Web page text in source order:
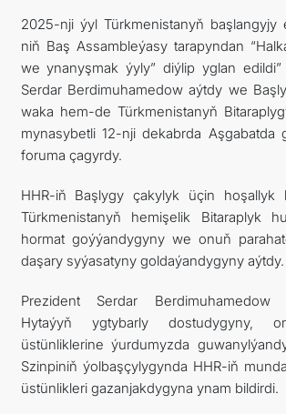
2025-nji ýyl Türkmenistanyň başlangyjy
niň Baş Assambleýasy tarapyndan
we ynanyşmak ýyly” diýlip yglan
Serdar Berdimuhamedow aýtdy we
waka hem-de Türkmenistanyň
mynasybetli 12-nji dekabrda Aşgabatda
foruma çagyrdy.
HHR-iň Başlygy çakylyk üçin hoşallyk
Türkmenistanyň hemişelik Bitaraplyk
hormat goýýandygyny we onuň
daşary syýasatyny goldaýandygyny aýtdy.
Prezident Serdar Berdimuhamedow
Hytaýyň ygtybarly dostudygyny,
üstünliklerine ýurdumyzda
Szinpiniň ýolbaşçylygynda HHR-iň
üstünlikleri gazanjakdygyna ynam bildirdi.